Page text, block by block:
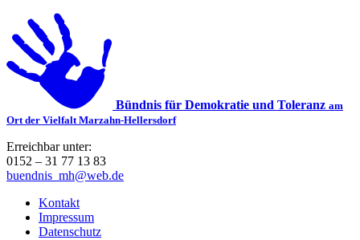
Bündnis für Demokratie und Toleranz am
Ort der Vielfalt Marzahn-Hellersdorf
Erreichbar unter:
0152 – 31 77 13 83
buendnis_mh@web.de
Kontakt
Impressum
Datenschutz